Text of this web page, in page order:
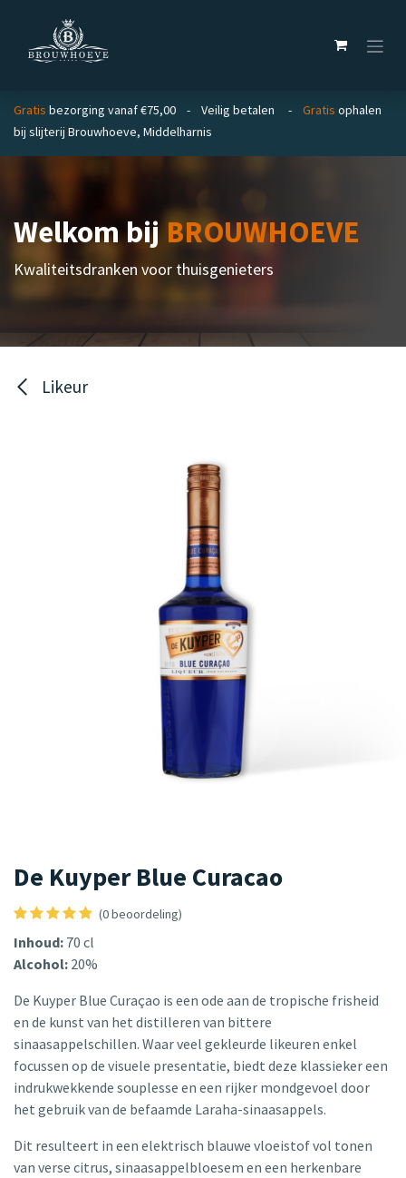
Gratis bezorging vanaf €75,00 - Veilig betalen - Gratis ophalen
bij slijterij Brouwhoeve, Middelharnis
Welkom bijBROUWHOEVE
Kwaliteitsdranken voor thuisgenieters
Likeur
De Kuyper Blue Curacao
(0 beoordeling)
Inhoud: 70 cl
Alcohol: 20%
De Kuyper Blue Curaçao is een ode aan de tropische frisheid
en de kunst van het distilleren van bittere
sinaasappelschillen. Waar veel gekleurde likeuren enkel
focussen op de visuele presentatie, biedt deze klassieker een
indrukwekkende souplesse en een rijker mondgevoel door
het gebruik van de befaamde Laraha-sinaasappels.
Dit resulteert in een elektrisch blauwe vloeistof vol tonen
van verse citrus, sinaasappelbloesem en een herkenbare